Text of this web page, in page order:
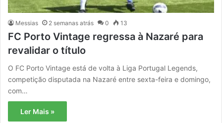
Messias 2 semanas atrás 0 13
FC Porto Vintage regressa à Nazaré para
revalidar o título
O FC Porto Vintage está de volta à Liga Portugal Legends,
competição disputada na Nazaré entre sexta-feira e domingo,
com…
Ler Mais »